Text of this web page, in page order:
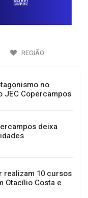
REGIÃO
no
JEC Copercampos
deixa
realizam 10 cursos
Otacílio Costa e